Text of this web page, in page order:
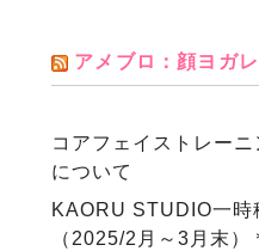
アメブロ：顔ヨガ
コアフェイストレー
について
KAORU STUDIO一時
（2025/2月～3月末